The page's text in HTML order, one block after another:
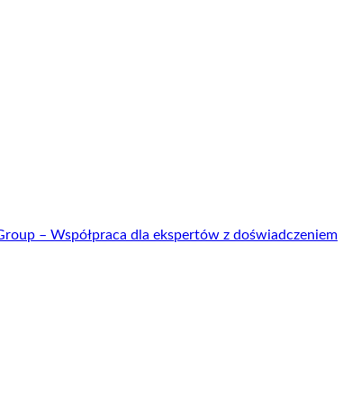
– Współpraca dla ekspertów z doświadczeniem